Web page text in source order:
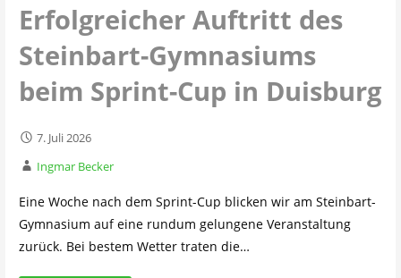
Erfolgreicher Auftritt des
Steinbart-Gymnasiums
beim Sprint-Cup in Duisburg
7. Juli 2026
Ingmar Becker
Eine Woche nach dem Sprint-Cup blicken wir am Steinbart-
Gymnasium auf eine rundum gelungene Veranstaltung
zurück. Bei bestem Wetter traten die…